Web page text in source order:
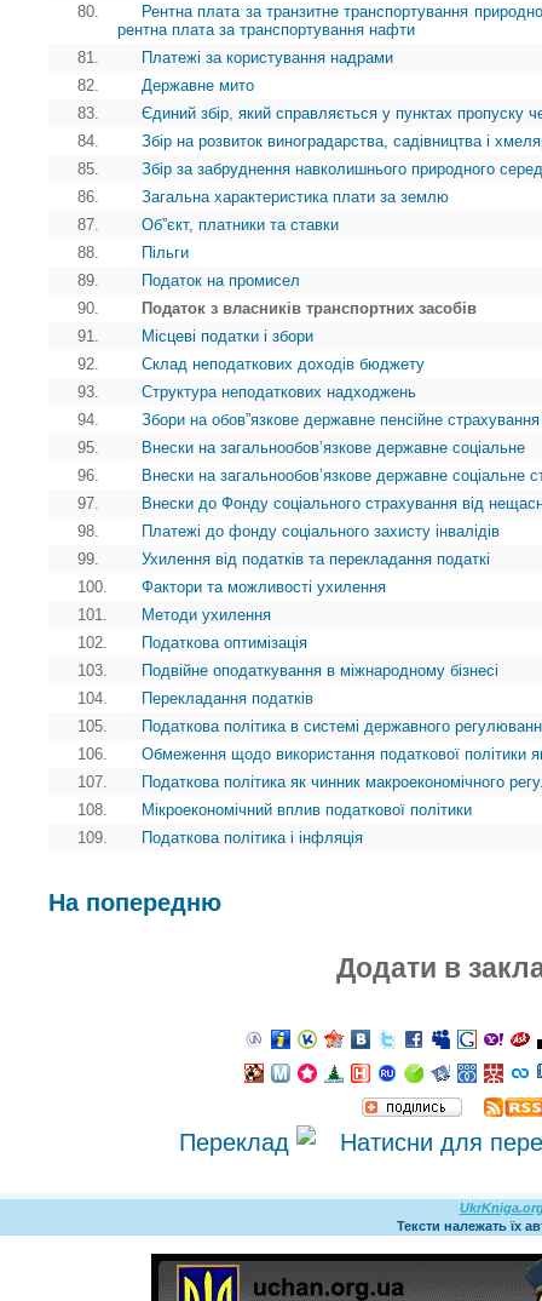
80.
Рентна плата за транзитне транспортування
рентна плата за транспортування нафти
81.
Платежі за користування надрами
82.
Державне мито
83.
Єдиний збір, який справляється у пунктах пропуску
84.
Збір на розвиток виноградарства, садівництва і
85.
Збір за забруднення навколишнього природного
86.
Загальна характеристика плати за землю
87.
Об”єкт, платники та ставки
88.
Пільги
89.
Податок на промисел
90.
Податок з власників транспортних засобів
91.
Місцеві податки і збори
92.
Склад неподаткових доходів бюджету
93.
Структура неподаткових надходжень
94.
Збори на обов”язкове державне пенсійне страхування
95.
Внески на загальнообов’язкове державне соціальне
96.
Внески на загальнообов’язкове державне соціальне
97.
Внески до Фонду соціального страхування від
98.
Платежі до фонду соціального захисту інвалідів
99.
Ухилення від податків та перекладання податкі
100.
Фактори та можливості ухилення
101.
Методи ухилення
102.
Податкова оптимізація
103.
Подвійне оподаткування в міжнародному бізнесі
104.
Перекладання податків
105.
Податкова політика в системі державного
106.
Обмеження щодо використання податкової політики
107.
Податкова політика як чинник макроекономічного
108.
Мікроекономічний вплив податкової політики
109.
Податкова політика і інфляція
На попередню
Додати в
Переклад
Тексти належать їх